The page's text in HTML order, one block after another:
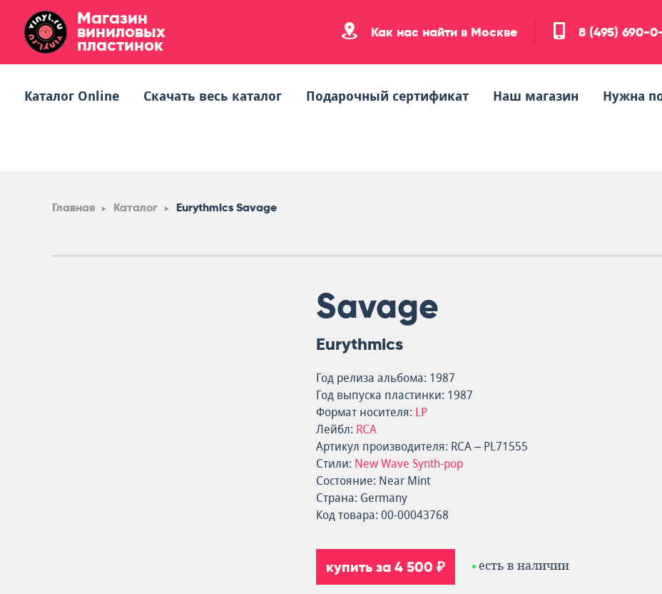
Магазин
виниловых
пластинок
Как нас найти в Москве 8 (495) 690-
Каталог Online Скачать весь каталог Подарочный сертификат Наш магазин Нужна
Главная Каталог Eurythmics Savage
Savage
Eurythmics
Год релиза альбома: 1987
Год выпуска пластинки: 1987
Формат носителя: LP
Лейбл: RCA
Артикул производителя: RCA – PL71555
Стили: New Wave Synth-pop
Состояние: Near Mint
Страна: Germany
Код товара: 00-00043768
купить за 4 500 ₽ есть в наличии